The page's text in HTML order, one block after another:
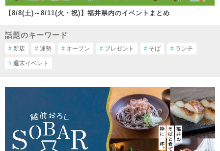
【8/8(土)～8/11(火・祝)】福井県内のイベントまとめ
話題のキーワード
# 新店 # 運勢 # オープン # プレゼント # そば # ランチ
# 週末イベント